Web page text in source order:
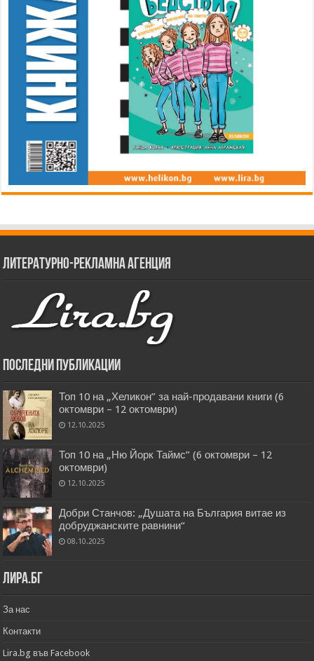
Литературно-рекламна агенция
Последни публикации
Топ 10 на „Хеликон” за най-продавани книги (6
октомври – 12 октомври)
12.10.2025
Топ 10 на „Ню Йорк Таймс” (6 октомври – 12
октомври)
12.10.2025
Добри Станчов: „Душата на България витае из
добруджанските равнини“
08.10.2025
Лира.бг
За нас
Контакти
Lira.bg във Facebook